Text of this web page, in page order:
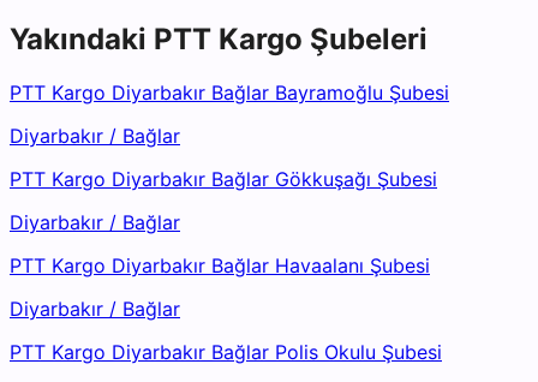
Yakındaki PTT Kargo Şubeleri
PTT Kargo Diyarbakır Bağlar Bayramoğlu Şubesi
Diyarbakır / Bağlar
PTT Kargo Diyarbakır Bağlar Gökkuşağı Şubesi
Diyarbakır / Bağlar
PTT Kargo Diyarbakır Bağlar Havaalanı Şubesi
Diyarbakır / Bağlar
PTT Kargo Diyarbakır Bağlar Polis Okulu Şubesi